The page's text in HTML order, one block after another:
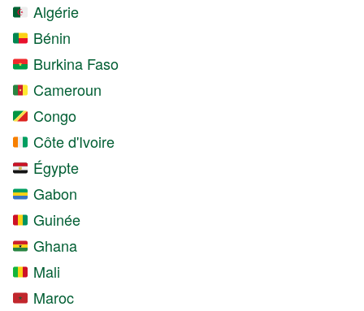
Algérie
Bénin
Burkina Faso
Cameroun
Congo
Côte d'Ivoire
Égypte
Gabon
Guinée
Ghana
Mali
Maroc